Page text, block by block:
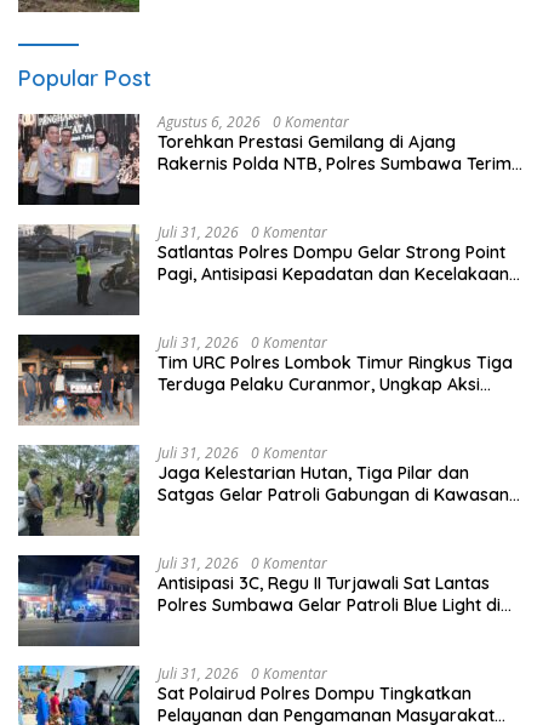
Popular Post
Agustus 6, 2026 0 Komentar
Torehkan Prestasi Gemilang di Ajang
Rakernis Polda NTB, Polres Sumbawa Terima
Juli 31, 2026 0 Komentar
Satlantas Polres Dompu Gelar Strong Point
Pagi, Antisipasi Kepadatan dan Kecelakaan
Juli 31, 2026 0 Komentar
Tim URC Polres Lombok Timur Ringkus Tiga
Terduga Pelaku Curanmor, Ungkap Aksi
Juli 31, 2026 0 Komentar
Jaga Kelestarian Hutan, Tiga Pilar dan
Satgas Gelar Patroli Gabungan di Kawasan
Juli 31, 2026 0 Komentar
Antisipasi 3C, Regu II Turjawali Sat Lantas
Polres Sumbawa Gelar Patroli Blue Light di
Juli 31, 2026 0 Komentar
Sat Polairud Polres Dompu Tingkatkan
Pelayanan dan Pengamanan Masyarakat